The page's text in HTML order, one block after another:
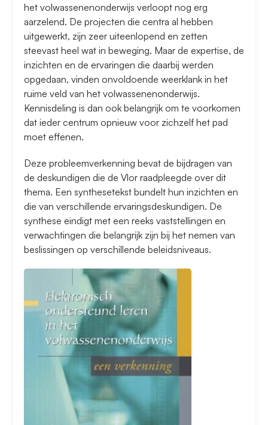
het volwassenenonderwijs verloopt nog erg
aarzelend. De projecten die centra al hebben
uitgewerkt, zijn zeer uiteenlopend en zetten
steevast heel wat in beweging. Maar de expertise, de
inzichten en de ervaringen die daarbij werden
opgedaan, vinden onvoldoende weerklank in het
ruime veld van het volwassenenonderwijs.
Kennisdeling is dan ook belangrijk om te voorkomen
dat ieder centrum opnieuw voor zichzelf het pad
moet effenen.
Deze probleemverkenning bevat de bijdragen van
de deskundigen die de Vlor raadpleegde over dit
thema. Een synthesetekst bundelt hun inzichten en
die van verschillende ervaringsdeskundigen. De
synthese eindigt met een reeks vaststellingen en
verwachtingen die belangrijk zijn bij het nemen van
beslissingen op verschillende beleidsniveaus.